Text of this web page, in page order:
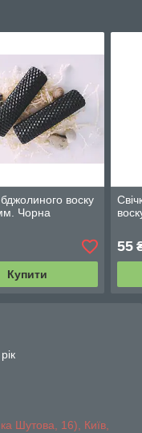
бджолиного воску
Чорна
Купити
55
Шутова, 16), Київ,